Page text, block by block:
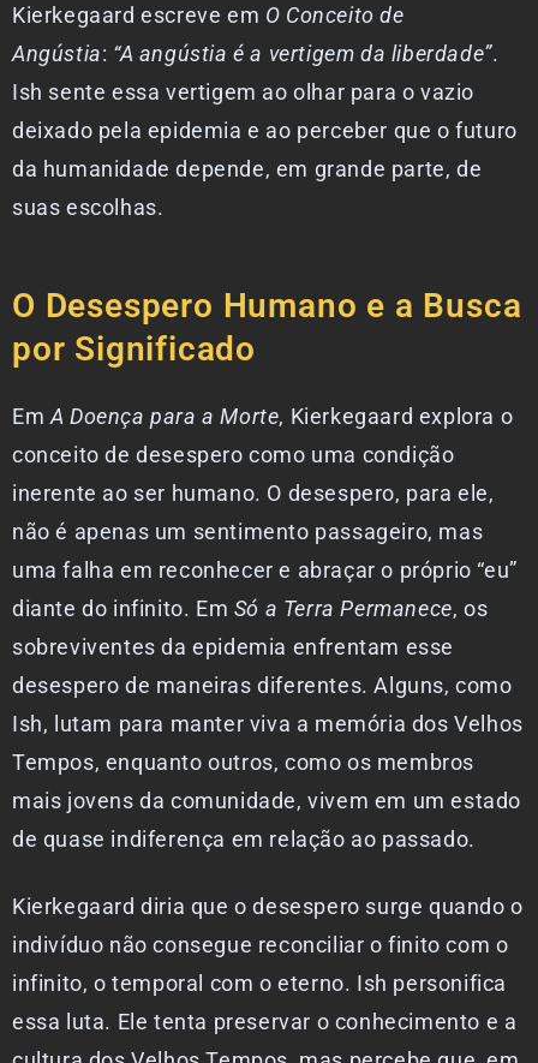
Kierkegaard escreve em O Conceito de
Angústia: “A angústia é a vertigem da liberdade”.
Ish sente essa vertigem ao olhar para o vazio
deixado pela epidemia e ao perceber que o futuro
da humanidade depende, em grande parte, de
suas escolhas.
O Desespero Humano e a Busca
por Significado
EmA Doença para a Morte, Kierkegaard explora o
conceito de desespero como uma condição
inerente ao ser humano. O desespero, para ele,
não é apenas um sentimento passageiro, mas
uma falha em reconhecer e abraçar o próprio “eu”
diante do infinito. Em Só a Terra Permanece, os
sobreviventes da epidemia enfrentam esse
desespero de maneiras diferentes. Alguns, como
Ish, lutam para manter viva a memória dos Velhos
Tempos, enquanto outros, como os membros
mais jovens da comunidade, vivem em um estado
de quase indiferença em relação ao passado.
Kierkegaard diria que o desespero surge quando o
indivíduo não consegue reconciliar o finito com o
infinito, o temporal com o eterno. Ish personifica
essa luta. Ele tenta preservar o conhecimento e a